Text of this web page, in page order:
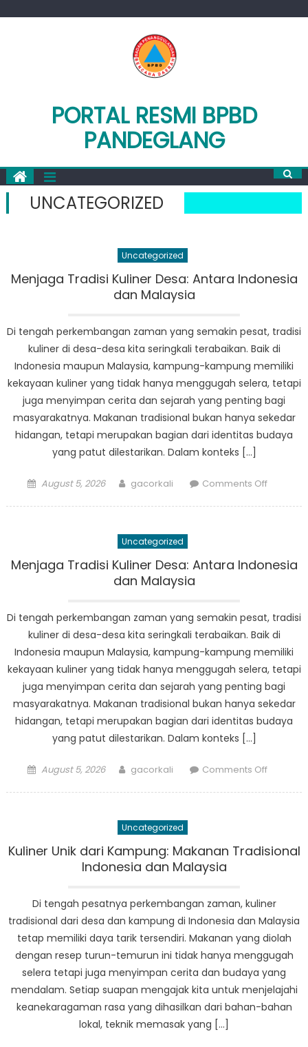
PORTAL RESMI BPBD
PANDEGLANG
UNCATEGORIZED
Uncategorized
Menjaga Tradisi Kuliner Desa: Antara Indonesia
dan Malaysia
Di tengah perkembangan zaman yang semakin pesat, tradisi
kuliner di desa-desa kita seringkali terabaikan. Baik di
Indonesia maupun Malaysia, kampung-kampung memiliki
kekayaan kuliner yang tidak hanya menggugah selera, tetapi
juga menyimpan cerita dan sejarah yang penting bagi
masyarakatnya. Makanan tradisional bukan hanya sekedar
hidangan, tetapi merupakan bagian dari identitas budaya
yang patut dilestarikan. Dalam konteks […]
Posted
August 5, 2026 Author
gacorkali Comments Offon
Antara
Uncategorized
Menjaga Tradisi Kuliner Desa: Antara Indonesia
dan Malaysia
Di tengah perkembangan zaman yang semakin pesat, tradisi
kuliner di desa-desa kita seringkali terabaikan. Baik di
Indonesia maupun Malaysia, kampung-kampung memiliki
kekayaan kuliner yang tidak hanya menggugah selera, tetapi
juga menyimpan cerita dan sejarah yang penting bagi
masyarakatnya. Makanan tradisional bukan hanya sekedar
hidangan, tetapi merupakan bagian dari identitas budaya
yang patut dilestarikan. Dalam konteks […]
Posted
August 5, 2026 Author
gacorkali Comments Offon
Antara
Uncategorized
Kuliner Unik dari Kampung: Makanan Tradisional
Indonesia dan Malaysia
Di tengah pesatnya perkembangan zaman, kuliner
tradisional dari desa dan kampung di Indonesia dan Malaysia
tetap memiliki daya tarik tersendiri. Makanan yang diolah
dengan resep turun-temurun ini tidak hanya menggugah
selera tetapi juga menyimpan cerita dan budaya yang
mendalam. Setiap suapan mengajak kita untuk menjelajahi
keanekaragaman rasa yang dihasilkan dari bahan-bahan
lokal, teknik memasak yang […]